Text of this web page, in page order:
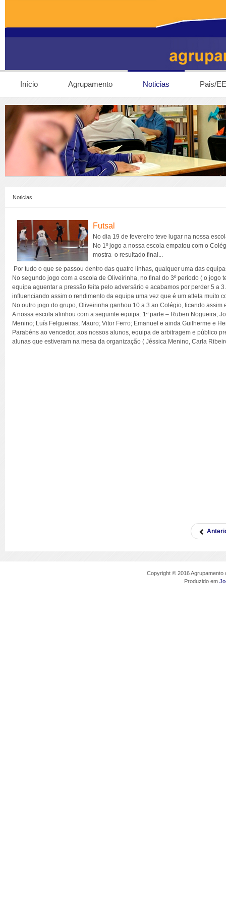
Início Agrupamento Noticias Pais/EE
Noticias
Futsal
No dia 19 de fevereiro teve lugar na nossa
No 1º jogo a nossa escola empatou com o
mostra o resultado final...
Por tudo o que se passou dentro das quatro linhas, qualquer uma das
No segundo jogo com a escola de Oliveirinha, no final do 3º período ( o
equipa aguentar a pressão feita pelo adversário e acabamos por perder 5 a
influenciando assim o rendimento da equipa uma vez que é um atleta muito
No outro jogo do grupo, Oliveirinha ganhou 10 a 3 ao Colégio, ficando assim
A nossa escola alinhou com a seguinte equipa: 1ª parte – Ruben Nogueira;
Menino; Luís Felgueiras; Mauro; Vitor Ferro; Emanuel e ainda Guilherme e
Parabéns ao vencedor, aos nossos alunos, equipa de arbitragem e público
alunas que estiveram na mesa da organização ( Jéssica Menino, Carla
Copyright © 2016
Produzido em